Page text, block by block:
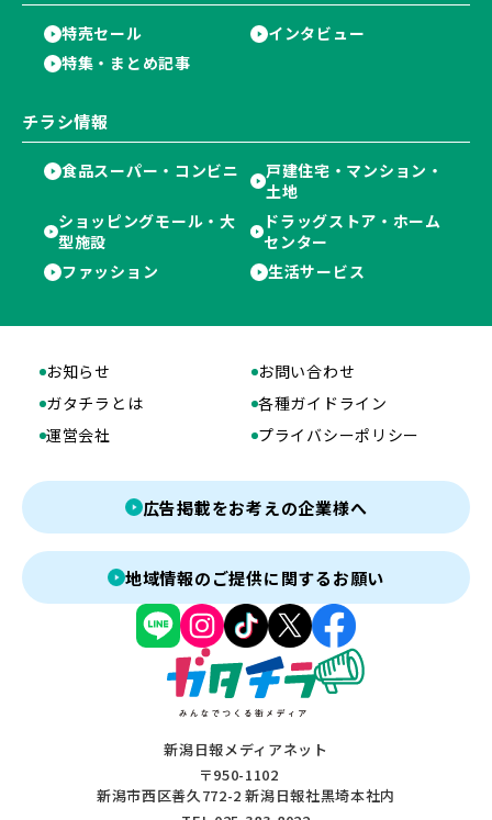
特売セール
インタビュー
特集・まとめ記事
チラシ情報
食品スーパー・コンビニ
戸建住宅・マンション・
土地
ショッピングモール・大
型施設
ドラッグストア・ホーム
センター
ファッション
生活サービス
新潟日報メディアネット
〒950-1102
新潟市西区善久772-2 新潟日報社黒埼本社内
お知らせ
お問い合わせ
ガタチラとは
各種ガイドライン
運営会社
プライバシーポリシー
広告掲載をお考えの企業様へ
地域情報のご提供に関するお願い